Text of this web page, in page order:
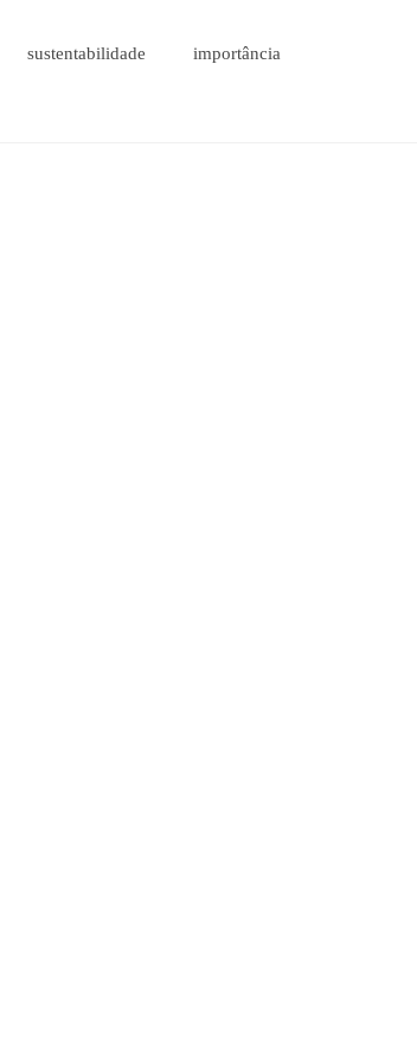
sustentabilidade importância